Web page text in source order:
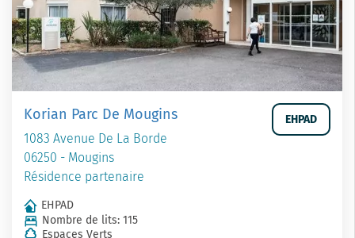
Korian Parc De Mougins
1083 Avenue De La Borde
06250 - Mougins
Résidence partenaire
EHPAD
EHPAD
Nombre de lits: 115
Espaces Verts